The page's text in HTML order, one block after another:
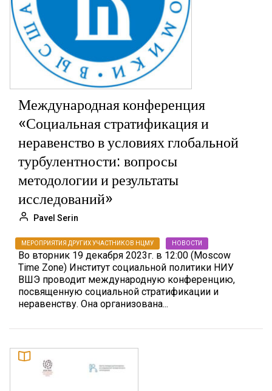
Международная конференция
«Социальная стратификация и
неравенство в условиях глобальной
турбулентности: вопросы
методологии и результаты
исследований»
Pavel Serin
МЕРОПРИЯТИЯ ДРУГИХ УЧАСТНИКОВ НЦМУ НОВОСТИ
Во вторник 19 декабря 2023г. в 12:00 (Moscow
Time Zone) Институт социальной политики НИУ
ВШЭ проводит международную конференцию,
посвященную социальной стратификации и
неравенству. Она организована...